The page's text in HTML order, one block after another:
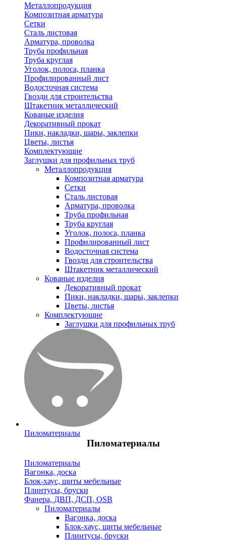
Металлопродукция
Композитная арматура
Сетки
Сталь листовая
Арматура, проволка
Труба профильная
Труба круглая
Уголок, полоса, планка
Профилированный лист
Водосточная система
Гвозди для строительства
Штакетник металлический
Кованые изделия
Декоративный прокат
Пики, накладки, шары, заклепки
Цветы, листья
Комплектующие
Заглушки для профильных труб
Металлопродукция
Композитная арматура
Сетки
Сталь листовая
Арматура, проволка
Труба профильная
Труба круглая
Уголок, полоса, планка
Профилированный лист
Водосточная система
Гвозди для строительства
Штакетник металлический
Кованые изделия
Декоративный прокат
Пики, накладки, шары, заклепки
Цветы, листья
Комплектующие
Заглушки для профильных труб
Пиломатериалы
Пиломатериалы
Пиломатериалы
Вагонка, доска
Блок-хаус, щиты мебельные
Плинтусы, бруски
Фанера, ДВП, ДСП, OSB
Пиломатериалы
Вагонка, доска
Блок-хаус, щиты мебельные
Плинтусы, бруски